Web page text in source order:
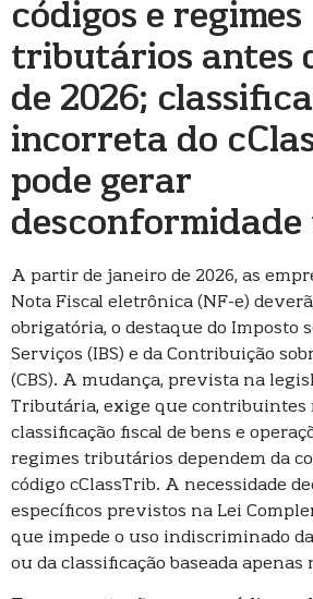
códigos e regimes
tributários antes
de 2026;
incorreta do
pode gerar
desconformidade
A partir de janeiro de 2026, as
Nota Fiscal eletrônica (NF-e)
obrigatória, o destaque do Imposto
Serviços (IBS) e da Contribuição
(CBS). A mudança, prevista na
Tributária, exige que contribuintes
classificação fiscal de bens e
regimes tributários dependem da
código cClassTrib. A necessidade
específicos previstos na Lei
que impede o uso indiscriminado
ou da classificação baseada apenas